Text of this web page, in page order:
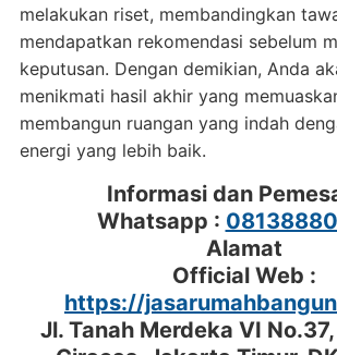
melakukan riset, membandingkan
mendapatkan rekomendasi sebelum
keputusan. Dengan demikian, Anda
menikmati hasil akhir yang
membangun ruangan yang indah
energi yang lebih baik.
Informasi dan
Whatsapp :
Alamat
Official Web :
https://
Jl. Tanah Merdeka VI